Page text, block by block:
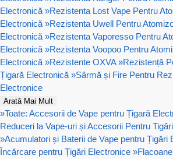
Electronică »Rezistenta Lost Vape Pentru
Electronică »Rezistenta Uwell Pentru
Electronică »Rezistenta Vaporesso Pentru
Electronică »Rezistenta Voopoo Pentru
Electronică »Rezistente OXVA »Rezistență
Țigară Electronică »Sârmă și Fire Pentru
Electronice
Arată Mai Mult
»Toate: Accesorii de Vape pentru Țigară
Reduceri la Vape-uri și Accesorii Pentru
»Acumulatori și Baterii de Vape pentru Țigări
Încărcare pentru Țigări Electronice »